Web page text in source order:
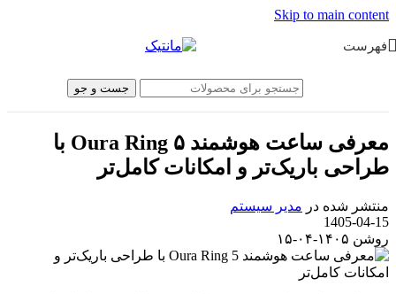
Skip to main content
فهرست
جست و جو
معرفی ساعت هوشمند Oura Ring ۵ با
طراحی باریک‌تر و امکانات کامل‌تر
منتشر شده در مدیر سیستم
1405-04-15
روشن ۱۴۰۵-۰۴-۱۵